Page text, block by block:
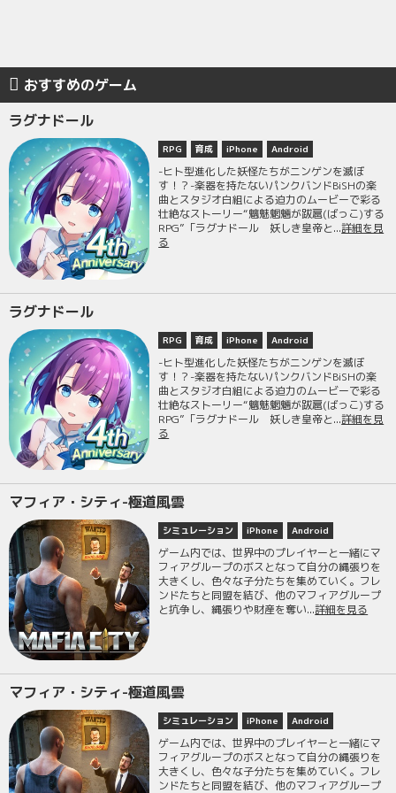
おすすめのゲーム
ラグナドール
RPG 育成 iPhone Android
-ヒト型進化した妖怪たちがニンゲンを滅ぼ
す！？-楽器を持たないパンクバンドBiSHの楽
曲とスタジオ白組による迫力のムービーで彩る
壮絶なストーリー“魑魅魍魎が跋扈(ばっこ)する
RPG”「ラグナドール 妖しき皇帝と...詳細を見
る
ラグナドール
RPG 育成 iPhone Android
-ヒト型進化した妖怪たちがニンゲンを滅ぼ
す！？-楽器を持たないパンクバンドBiSHの楽
曲とスタジオ白組による迫力のムービーで彩る
壮絶なストーリー“魑魅魍魎が跋扈(ばっこ)する
RPG”「ラグナドール 妖しき皇帝と...詳細を見
る
マフィア・シティ-極道風雲
シミュレーション iPhone Android
ゲーム内では、世界中のプレイヤーと一緒にマ
フィアグループのボスとなって自分の縄張りを
大きくし、色々な子分たちを集めていく。フレ
ンドたちと同盟を結び、他のマフィアグループ
と抗争し、縄張りや財産を奪い...詳細を見る
マフィア・シティ-極道風雲
シミュレーション iPhone Android
ゲーム内では、世界中のプレイヤーと一緒にマ
フィアグループのボスとなって自分の縄張りを
大きくし、色々な子分たちを集めていく。フレ
ンドたちと同盟を結び、他のマフィアグループ